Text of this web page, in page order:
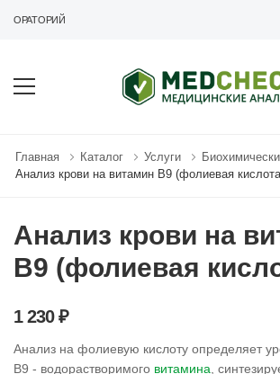
Главная Каталог Услуги
Анализ крови на витамин В9 (фолиевая
Анализ крови на
В9 (фолиевая
1 230 ₽
Анализ на фолиевую кислоту определяет
В9 - водорастворимого витамина ,